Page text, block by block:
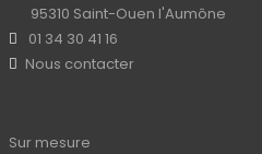
95310 Saint-Ouen l'Aumône
01 34 30 41 16
Nous contacter
Sur mesure